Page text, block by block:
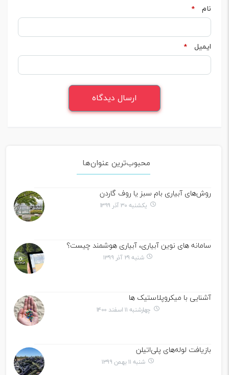
نام *
ایمیل *
محبوب‌ترین عنوان‌ها
روش‌های آبیاری بام سبز یا روف گاردن
یکشنبه ۳۰ آذر ۱۳۹۹
سامانه های نوین آبیاری، آبیاری هوشمند چیست؟
شنبه ۲۹ آذر ۱۳۹۹
آشنایی با میکروپلاستیک ها
چهارشنبه ۱۱ اسفند ۱۴۰۰
بازیافت لوله‌های پلی‌اتیلن
شنبه ۱۱ بهمن ۱۳۹۹